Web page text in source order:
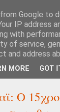
Ο
Google to
IP address
with
of service,
and address
MORE GOT